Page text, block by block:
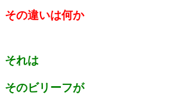
その違いは何か
それは
そのビリーフが